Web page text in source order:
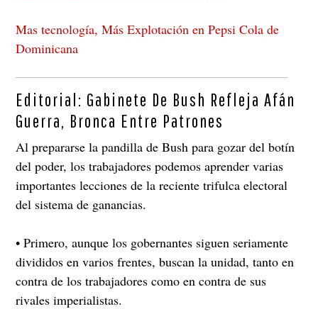
Mas tecnología, Más Explotación en Pepsi Cola de
Dominicana
Editorial: Gabinete De Bush Refleja Afán
Guerra, Bronca Entre Patrones
Al prepararse la pandilla de Bush para gozar del botín
del poder, los trabajadores podemos aprender varias
importantes lecciones de la reciente trifulca electoral
del sistema de ganancias.
• Primero, aunque los gobernantes siguen seriamente
divididos en varios frentes, buscan la unidad, tanto en
contra de los trabajadores como en contra de sus
rivales imperialistas.